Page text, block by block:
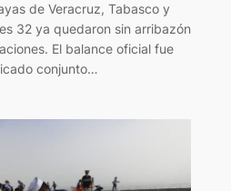
de Veracruz, Tabasco y
32 ya quedaron sin arribazón
El balance oficial fue
conjunto…